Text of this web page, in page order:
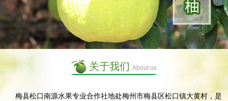
关于我们 About us
梅县松口南源水果专业合作社地处梅州市梅县区松口镇大黄村，是